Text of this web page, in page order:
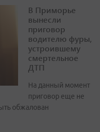
В Приморье
вынесли
приговор
водителю фуры,
устроившему
смертельное
ДТП
На данный момент
приговор еще не
обжалован